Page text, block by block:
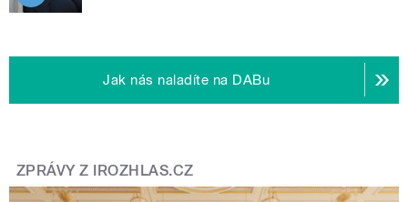
Jak nás naladíte na DABu
ZPRÁVY Z IROZHLAS.CZ